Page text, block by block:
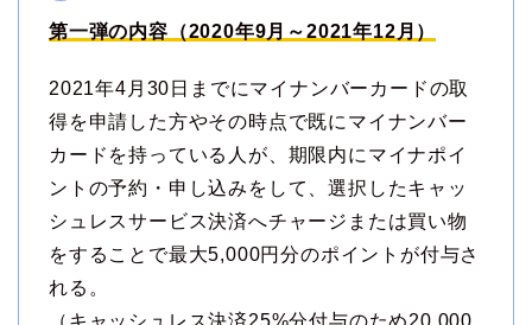
第一弾の内容（2020年9月～2021年12月）
2021年4月30日までにマイナンバーカードの取
得を申請した方やその時点で既にマイナンバー
カードを持っている人が、期限内にマイナポイ
ントの予約・申し込みをして、選択したキャッ
シュレスサービス決済へチャージまたは買い物
をすることで最大5,000円分のポイントが付与さ
れる。
（キャッシュレス決済25%分付与のため20,000